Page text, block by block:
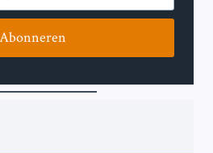
Abonneren